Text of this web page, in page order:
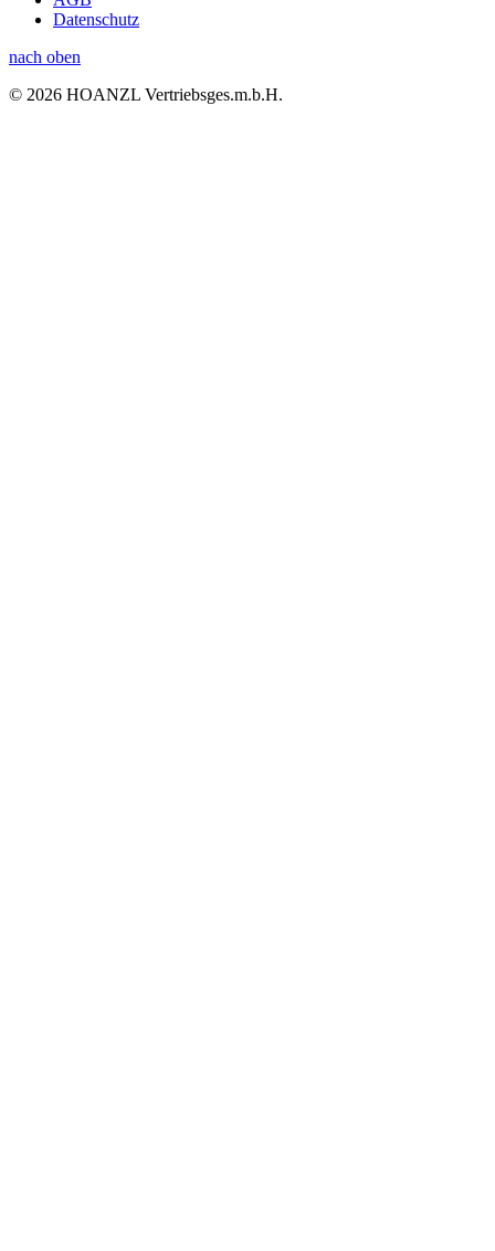
Datenschutz
nach oben
© 2026 HOANZL Vertriebsges.m.b.H.